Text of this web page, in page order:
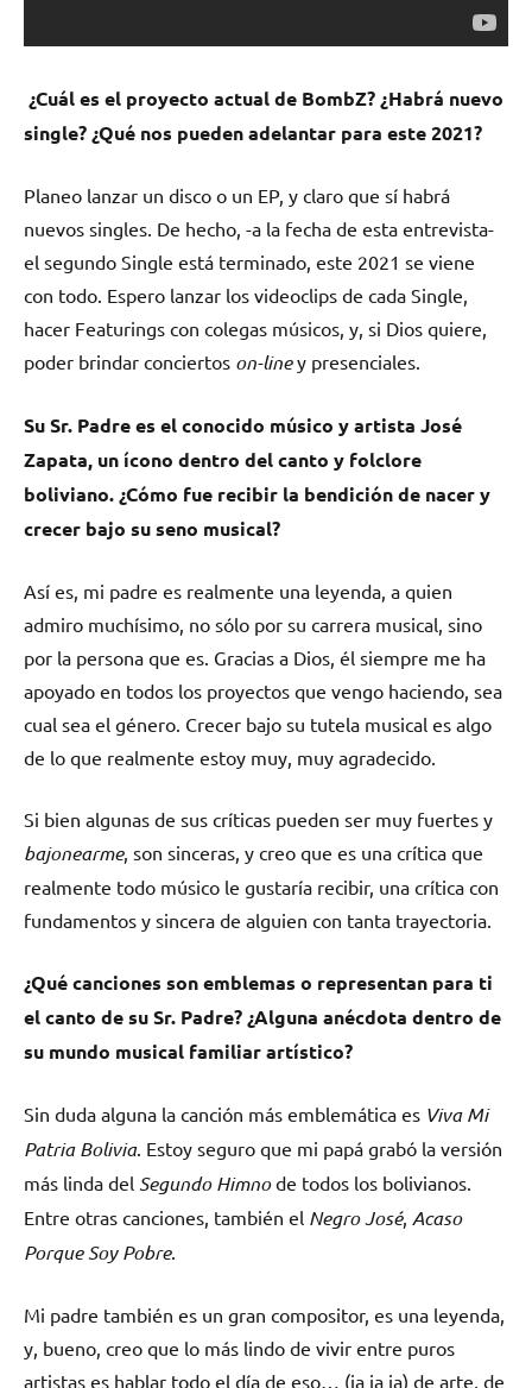
¿Cuál es el proyecto actual de BombZ? ¿Habrá nuevo
single? ¿Qué nos pueden adelantar para este 2021?
Planeo lanzar un disco o un EP, y claro que sí habrá
nuevos singles. De hecho, -a la fecha de esta entrevista-
el segundo Single está terminado, este 2021 se viene
con todo. Espero lanzar los videoclips de cada Single,
hacer Featurings con colegas músicos, y, si Dios quiere,
poder brindar conciertos on-liney presenciales.
Su Sr. Padre es el conocido músico y artista José
Zapata, un ícono dentro del canto y folclore
boliviano. ¿Cómo fue recibir la bendición de nacer y
crecer bajo su seno musical?
Así es, mi padre es realmente una leyenda, a quien
admiro muchísimo, no sólo por su carrera musical, sino
por la persona que es. Gracias a Dios, él siempre me ha
apoyado en todos los proyectos que vengo haciendo, sea
cual sea el género. Crecer bajo su tutela musical es algo
de lo que realmente estoy muy, muy agradecido.
Si bien algunas de sus críticas pueden ser muy fuertes y
bajonearme, son sinceras, y creo que es una crítica que
realmente todo músico le gustaría recibir, una crítica con
fundamentos y sincera de alguien con tanta trayectoria.
¿Qué canciones son emblemas o representan para ti
el canto de su Sr. Padre? ¿Alguna anécdota dentro de
su mundo musical familiar artístico?
Sin duda alguna la canción más emblemática es Viva Mi
Patria Bolivia. Estoy seguro que mi papá grabó la versión
más linda del Segundo Himnode todos los bolivianos.
Entre otras canciones, también el Negro José, Acaso
Porque Soy Pobre.
Mi padre también es un gran compositor, es una leyenda,
y, bueno, creo que lo más lindo de vivir entre puros
artistas es hablar todo el día de eso… (ja ja ja) de arte, de